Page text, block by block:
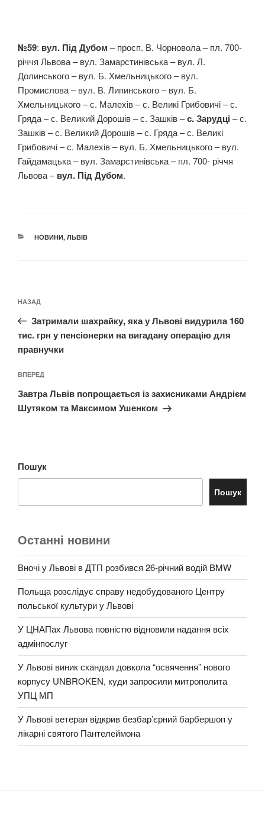
№59: вул. Під Дубом – просп. В. Чорновола – пл. 700-
річчя Львова – вул. Замарстинівська – вул. Л.
Долинського – вул. Б. Хмельницького – вул.
Промислова – вул. В. Липинського – вул. Б.
Хмельницького – с. Малехів – с. Великі Грибовичі – с.
Гряда – с. Великий Дорошів – с. Зашків –с. Зарудці – с.
Зашків – с. Великий Дорошів – с. Гряда – с. Великі
Грибовичі – с. Малехів – вул. Б. Хмельницького – вул.
Гайдамацька – вул. Замарстинівська – пл. 700- річчя
Львова –вул. Під Дубом.
КАТЕГОРІЇ
НОВИНИ, ЛЬВІВ
записів
Попередній
запис:
НАЗАД
Затримали шахрайку, яка у Львові видурила 160
тис. грн у пенсіонерки на вигадану операцію для
правнучки
Наступний
запис
ВПЕРЕД
Завтра Львів попрощається із захисниками Андрієм
Шутяком та Максимом Ушенком
Пошук
Пошук
Останні новини
Вночі у Львові в ДТП розбився 26-річний водій BMW
Польща розслідує справу недобудованого Центру
польської культури у Львові
У ЦНАПах Львова повністю відновили надання всіх
адмінпослуг
У Львові виник скандал довкола “освячення” нового
корпусу UNBROKEN, куди запросили митрополита
УПЦ МП
У Львові ветеран відкрив безбар’єрний барбершоп у
лікарні святого Пантелеймона